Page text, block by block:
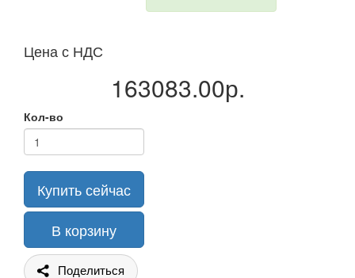
Цена с НДС
163083.00р.
Кол-во
Купить сейчас
В корзину
Поделиться